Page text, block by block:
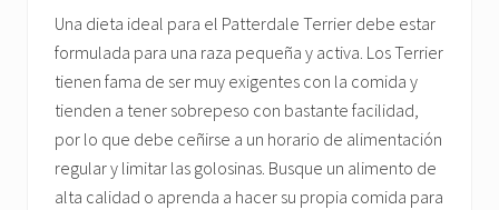
Una dieta ideal para el Patterdale Terrier debe estar
formulada para una raza pequeña y activa. Los Terrier
tienen fama de ser muy exigentes con la comida y
tienden a tener sobrepeso con bastante facilidad,
por lo que debe ceñirse a un horario de alimentación
regular y limitar las golosinas. Busque un alimento de
alta calidad o aprenda a hacer su propia comida para